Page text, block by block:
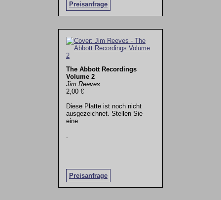
Preisanfrage
The Abbott Recordings
Volume 2
Jim Reeves
2,00 €
Diese Platte ist noch nicht
ausgezeichnet. Stellen Sie
eine
Preisanfrage